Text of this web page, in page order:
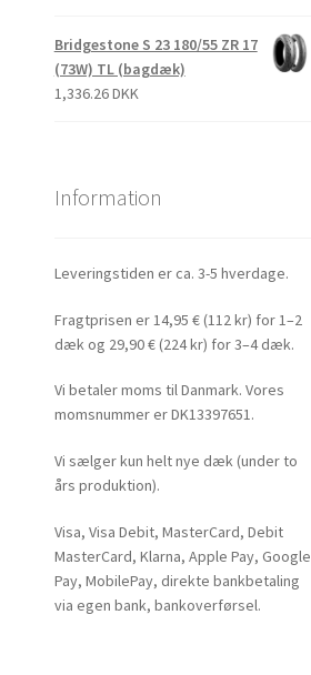
Bridgestone S 23 180/55 ZR 17
(73W) TL (bagdæk)
1,336.26 DKK
Information
Leveringstiden er ca. 3-5 hverdage.
Fragtprisen er 14,95 € (112 kr) for 1–2
dæk og 29,90 € (224 kr) for 3–4 dæk.
Vi betaler moms til Danmark. Vores
momsnummer er DK13397651.
Vi sælger kun helt nye dæk (under to
års produktion).
Visa, Visa Debit, MasterCard, Debit
MasterCard, Klarna, Apple Pay, Google
Pay, MobilePay, direkte bankbetaling
via egen bank, bankoverførsel.